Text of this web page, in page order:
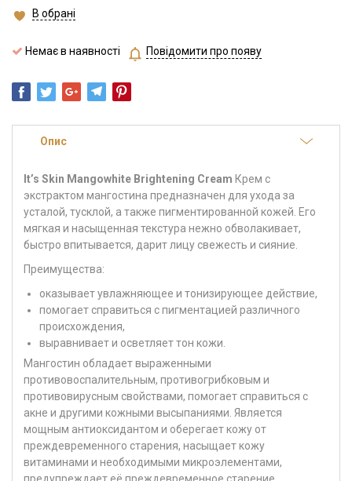
В обрані
Немає в наявності Повідомити про появу
Опис
It’s Skin Mangowhite Brightening Cream Крем с
экстрактом мангостина предназначен для ухода за
усталой, тусклой, а также пигментированной кожей. Его
мягкая и насыщенная текстура нежно обволакивает,
быстро впитывается, дарит лицу свежесть и сияние.
Преимущества:
оказывает увлажняющее и тонизирующее действие,
помогает справиться с пигментацией различного
происхождения,
выравнивает и осветляет тон кожи.
Мангостин обладает выраженными
противовоспалительным, противогрибковым и
противовирусным свойствами, помогает справиться с
акне и другими кожными высыпаниями. Является
мощным антиоксидантом и оберегает кожу от
преждевременного старения, насыщает кожу
витаминами и необходимыми микроэлементами,